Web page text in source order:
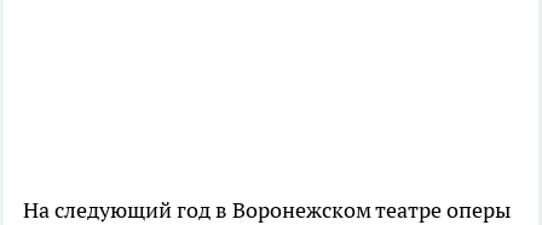
На следующий год в Воронежском театре оперы